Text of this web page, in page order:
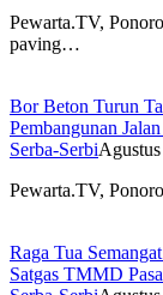
Pewarta.TV,
paving…
Bor Beton Turun
Pembangunan
Serba-Serbi
Pewarta.TV,
Raga Tua
Satgas TMMD